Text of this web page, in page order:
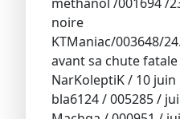
noire
KTManiac/003648/
avant sa chute fatale
NarKoleptiK / 10 juin
bla6124 / 005285 /